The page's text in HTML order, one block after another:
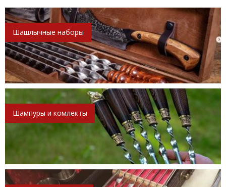
Шашлычные наборы
Шампуры и комлекты